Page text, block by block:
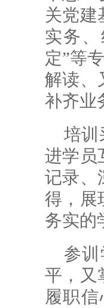
关党建
实务
定”等
解读、
补齐业
培训
进学员
记录、
得，展
务实的
参
平，又
履职